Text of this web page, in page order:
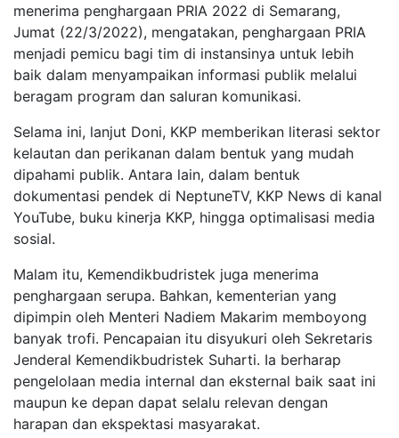
menerima penghargaan PRIA 2022 di Semarang,
Jumat (22/3/2022), mengatakan, penghargaan PRIA
menjadi pemicu bagi tim di instansinya untuk lebih
baik dalam menyampaikan informasi publik melalui
beragam program dan saluran komunikasi.
Selama ini, lanjut Doni, KKP memberikan literasi sektor
kelautan dan perikanan dalam bentuk yang mudah
dipahami publik. Antara lain, dalam bentuk
dokumentasi pendek di NeptuneTV, KKP News di kanal
YouTube, buku kinerja KKP, hingga optimalisasi media
sosial.
Malam itu, Kemendikbudristek juga menerima
penghargaan serupa. Bahkan, kementerian yang
dipimpin oleh Menteri Nadiem Makarim memboyong
banyak trofi. Pencapaian itu disyukuri oleh Sekretaris
Jenderal Kemendikbudristek Suharti. Ia berharap
pengelolaan media internal dan eksternal baik saat ini
maupun ke depan dapat selalu relevan dengan
harapan dan ekspektasi masyarakat.